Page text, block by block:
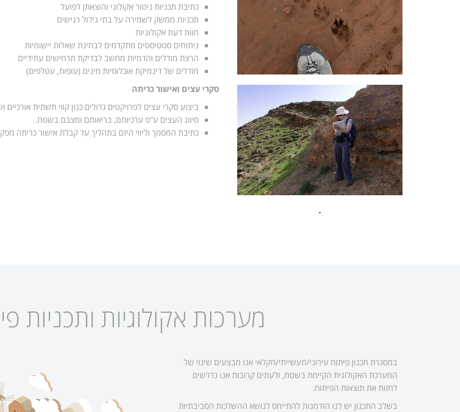
כתיבת תכניות ניטור אקולוגי והוצאתן לפועל
תכניות ממשק לשמירה על בתי גידול רגישים
חוות דעת אקולוגיות
ניתוחים סטטיסטים מתקדמים לבחינת שאלות יישומיות
הרצת מודלים והדמיות מחשב לבדיקת תרחישים עתידיים
מודלים של דינמיקת אוכלוסיות מינים (עופות, עטלפים)
סקרי עצים ואישור כריתה
ביצוע סקרי עצים לפרויקטים גדולים כגון קווי תשתית אורכיים
סיווג העצים ע"פ ערכיותם, בריאותם ומצבם בשטח.
כתיבת המסמך וליווי היזם בתהליך עד קבלת אישור כריתה
מערכות אקולוגיות ותכניות
במסגרת תכנון פיתוח עירוני/תעשייתי/חקלאי אנו מבצעים שינוי של
המערכת האקולוגית הקיימת בשטח, ולעתים קרובות אנו נדרשים
לחזות את תוצאות הפיתוח.
בשלב התכנון יש לנו הזדמנות להתייחס לנושא ההשלכות הסביבתיות